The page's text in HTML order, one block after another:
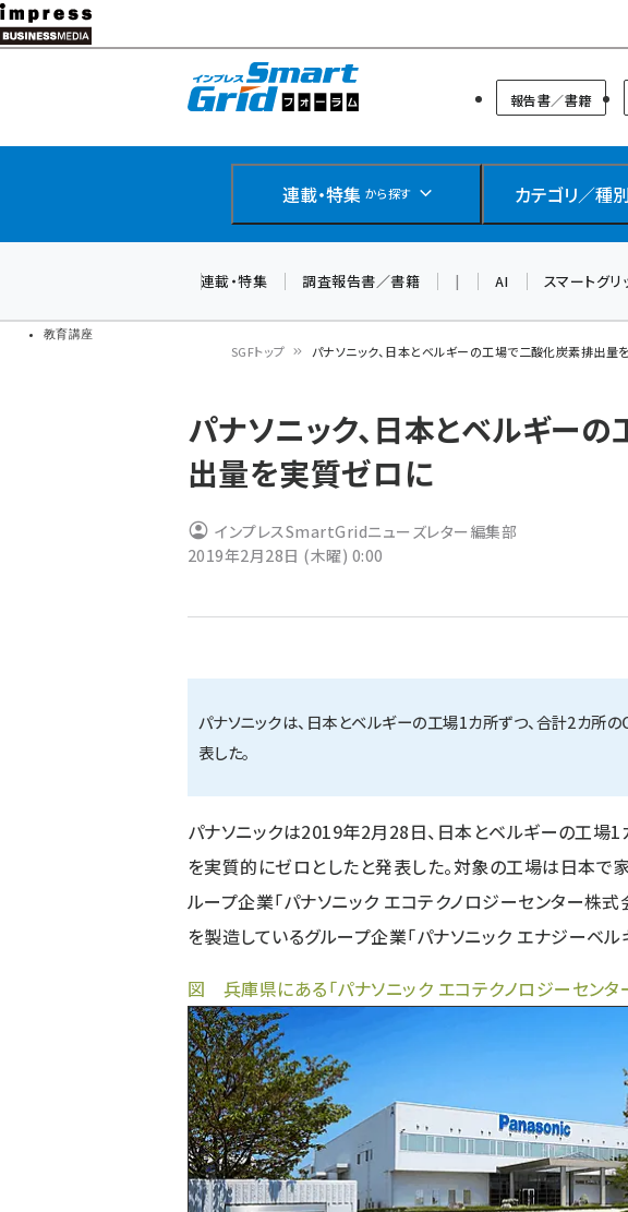
メ
イ
教育講座
スマートグリッドフォーラム
報告書／書籍
連載・特集 から探す カテゴリ／種別
連載・特集 調査報告書／書籍 | AI スマートグリ
ン
く
ず
SGFトップ パナソニック、日本とベルギーの工場で二酸化炭素排出量
パナソニック、日本とベルギー
出量を実質ゼロに
インプレスSmartGridニューズレター編集部
2019年2月28日 (木曜) 0:00
パナソニックは、日本とベルギーの工場1カ所ずつ、合計2カ所の
表した。
パナソニックは2019年2月28日、日本とベルギーの工場1
を実質的にゼロとしたと発表した。対象の工場は日本で
ループ企業「パナソニック エコテクノロジーセンター株
を製造しているグループ企業「パナソニック エナジーベル
図 兵庫県にある「パナソニック エコテクノロジーセンタ